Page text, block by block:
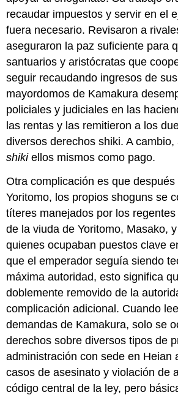
recaudar impuestos y servir en el
fuera necesario. Revisaron a
aseguraron la paz suficiente para
santuarios y aristócratas que
seguir recaudando ingresos de
mayordomos de Kamakura
policiales y judiciales en las
las rentas y las remitieron a los
diversos derechos shiki. A
shikiellos mismos como pago.
Otra complicación es que
Yoritomo, los propios shoguns se
títeres manejados por los
de la viuda de Yoritomo, Masako,
quienes ocupaban puestos clave
que el emperador seguía siendo
máxima autoridad, esto significa
doblemente removido de la
complicación adicional. Cuando
demandas de Kamakura, solo se
derechos sobre diversos tipos de
administración con sede en Heian
casos de asesinato y violación de
código central de la ley, pero